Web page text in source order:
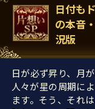
日付も
の本音
況版
日が必ず昇り、月
人々が星の周期に
ます。そう、それ